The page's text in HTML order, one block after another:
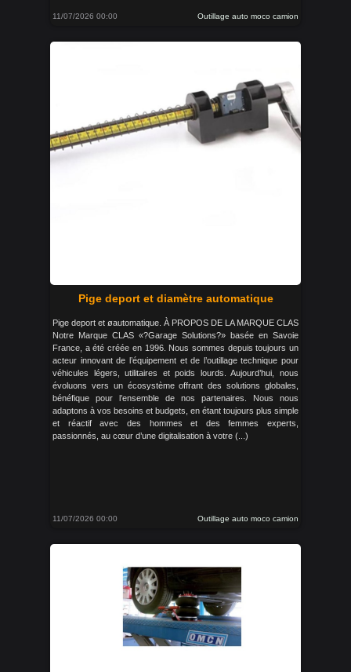
11/07/2026 00:00 Outillage auto moco camion
Pige deport et diamètre automatique
Pige deport et øautomatique. À PROPOS DE LA MARQUE CLAS
Notre Marque CLAS «?Garage Solutions?» basée en Savoie
France, a été créée en 1996. Nous sommes depuis toujours un
acteur innovant de l’équipement et de l’outillage technique pour
véhicules légers, utilitaires et poids lourds. Aujourd’hui, nous
évoluons vers un écosystème offrant des solutions globales,
bénéfique pour l’ensemble de nos partenaires. Nous nous
adaptons à vos besoins et budgets, en étant toujours plus simple
et réactif avec des hommes et des femmes experts,
passionnés, au cœur d’une digitalisation à votre (...)
11/07/2026 00:00 Outillage auto moco camion